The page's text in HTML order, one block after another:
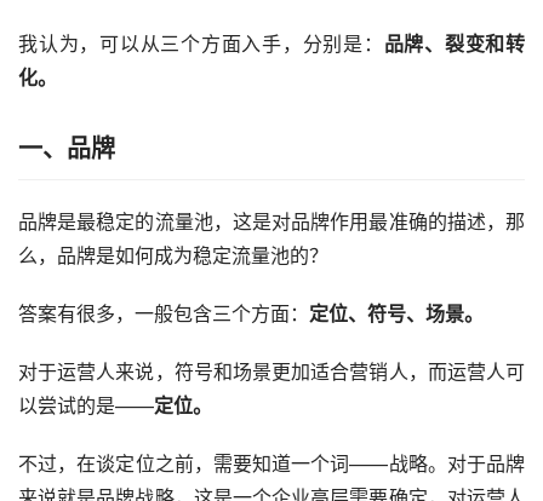
我认为，可以从三个方面入手，分别是： 品牌、裂变和转
化。
一、品牌
品牌是最稳定的流量池，这是对品牌作用最准确的描述，那
么，品牌是如何成为稳定流量池的？
答案有很多，一般包含三个方面： 定位、符号、场景。
对于运营人来说，符号和场景更加适合营销人，而运营人可
以尝试的是——定位。
不过，在谈定位之前，需要知道一个词——战略。对于品牌